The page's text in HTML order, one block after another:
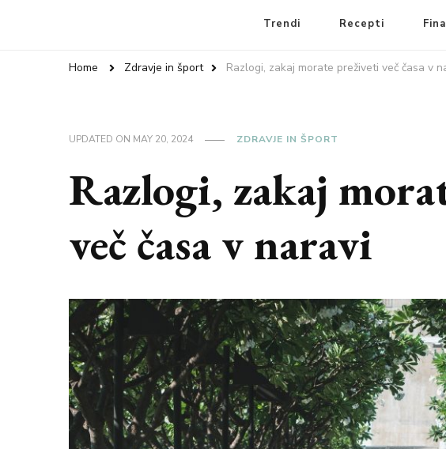
Trendi Recepti
Home Zdravje in šport Razlogi, zakaj morate preživeti več časa v
UPDATED ON MAY 20, 2024 ZDRAVJE IN ŠPORT
Razlogi, zakaj
več časa v naravi